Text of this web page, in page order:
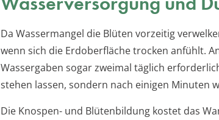
Da Wassermangel die Blüten vorzeitig
wenn sich die Erdoberfläche trocken anfühlt.
Wassergaben sogar zweimal täglich
stehen lassen, sondern nach einigen Minuten
Die Knospen- und Blütenbildung kostet das